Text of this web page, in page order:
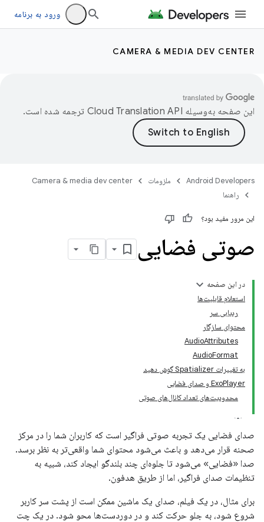
ورود به برنامه
CAMERA & MEDIA DEV CENTER
این صفحه به‌وسیله ترجمه شده است.
Android Developers ملزومات
Camera & media dev center
راهنما
این مرور مفید بود؟
صوتی فضایی
در این صفحه
استعلام قابلیت‌ها
ردیابی سر
محتوای سازگار
AudioAttributes
AudioFormat
به تغییرات Spatializer گوش دهید
ExoPlayer و صدای فضایی
محدودیت‌های تعداد کانال‌های صوتی
صدای فضایی یک تجربه صوتی فراگیر است که کاربران شما را در مرکز
صحنه قرار می‌دهد و باعث می‌شود محتوای شما واقعی‌تر به نظر برسد.
صدا «فضایی» می‌شود تا جلوه‌ای چند بلندگو ایجاد کند، شبیه به
تنظیمات صدای فراگیر، اما از طریق هدفون.
برای مثال، در یک فیلم، صدای یک ماشین ممکن است از پشت سر کاربر
شروع شود، به جلو حرکت کند و در دوردست‌ها محو شود. در یک چت